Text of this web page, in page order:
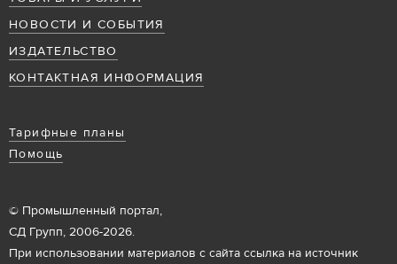
НОВОСТИ И СОБЫТИЯ
ИЗДАТЕЛЬСТВО
КОНТАКТНАЯ ИНФОРМАЦИЯ
Тарифные планы
Помощь
© Промышленный портал,
СД Групп, 2006-2026.
При использовании материалов с сайта ссылка на источник